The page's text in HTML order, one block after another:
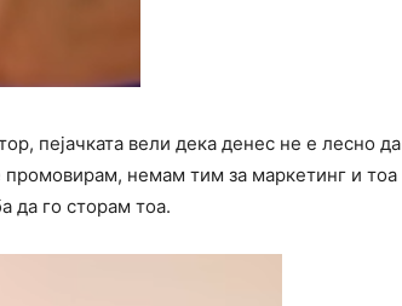
пејачката вели дека денес не е лесно да
немам тим за маркетинг и тоа
да го сторам тоа.